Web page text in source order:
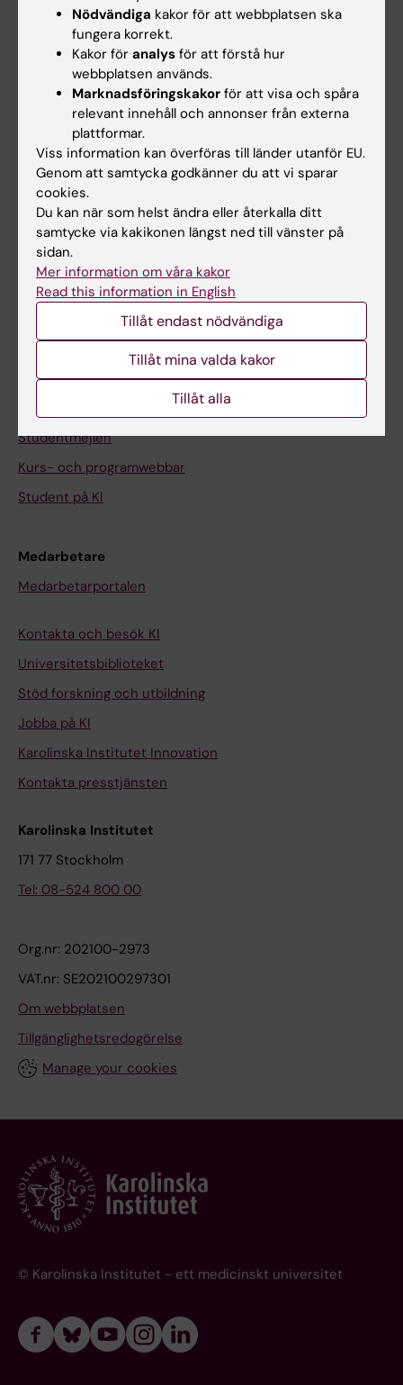
Huvudmeny
Utbildning
Forskarutbildning
Forskning
Om KI
På gång
Nyheter
Kalender
Ladok
Canvas
Studentmejlen
Kurs- och programwebbar
Student på KI
Medarbetare
Medarbetarportalen
Kontakta och besök KI
Universitetsbiblioteket
Stöd forskning och utbildning
Jobba på KI
Karolinska Institutet Innovation
Kontakta presstjänsten
Karolinska Institutet
171 77 Stockholm
Tel: 08-524 800 00
Org.nr: 202100-2973
VAT.nr: SE202100297301
Om webbplatsen
Tillgänglighetsredogörelse
Manage your cookies
© Karolinska Institutet - ett medicinskt universitet
Nödvändiga kakor för att webbplatsen ska
fungera korrekt.
Kakor för analys för att förstå hur
webbplatsen används.
Marknadsföringskakor för att visa och spåra
relevant innehåll och annonser från externa
plattformar.
Viss information kan överföras till länder utanför EU.
Genom att samtycka godkänner du att vi sparar
cookies.
Du kan när som helst ändra eller återkalla ditt
samtycke via kakikonen längst ned till vänster på
sidan.
Mer information om våra kakor
Read this information in English
Tillåt endast nödvändiga
Tillåt mina valda kakor
Tillåt alla